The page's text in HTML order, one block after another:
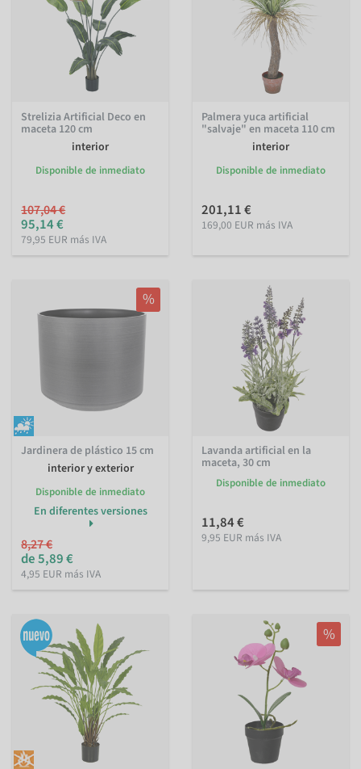
Strelizia Artificial Deco en
maceta 120 cm
interior
Disponible de inmediato
107,04 €
95,14 €
79,95 EUR más IVA
Palmera yuca artificial
"salvaje" en maceta 110 cm
interior
Disponible de inmediato
201,11 €
169,00 EUR más IVA
%
Jardinera de plástico 15 cm
interior y exterior
Disponible de inmediato
En diferentes versiones
8,27 €
de 5,89 €
4,95 EUR más IVA
Lavanda artificial en la
maceta, 30 cm
Disponible de inmediato
11,84 €
9,95 EUR más IVA
%